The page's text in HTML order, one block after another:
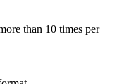
than 10 times per